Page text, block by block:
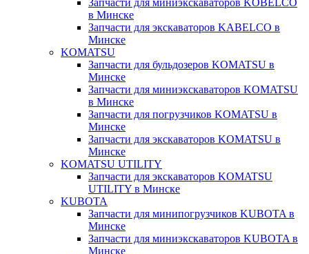
Запчасти для миниэкскаваторов KOBELCO
в Минске
Запчасти для экскаваторов KABELCO в
Минске
KOMATSU
Запчасти для бульдозеров KOMATSU в
Минске
Запчасти для миниэкскаваторов KOMATSU
в Минске
Запчасти для погрузчиков KOMATSU в
Минске
Запчасти для экскаваторов KOMATSU в
Минске
KOMATSU UTILITY
Запчасти для экскаваторов KOMATSU
UTILITY в Минске
KUBOTA
Запчасти для минипогрузчиков KUBOTA в
Минске
Запчасти для миниэкскаваторов KUBOTA в
Минске